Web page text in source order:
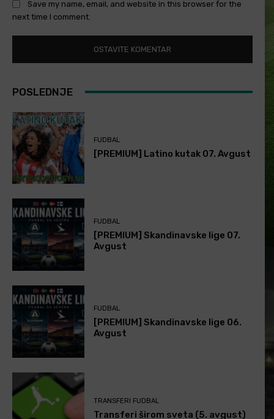
Save my name, email, and website in this browser for the
next time I comment.
POSLEDNJE
FUDBAL
[PREMIUM] Latino kutak 07. Avgust
FUDBAL
[PREMIUM] Skandinavske lige 07.
Avgust
FUDBAL
[PREMIUM] Skandinavske lige 06.
Avgust
TRANSFERI FUDBAL
Transferi širom sveta (5. avgust)